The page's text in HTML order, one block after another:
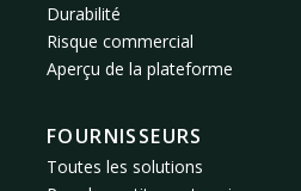
Durabilité
Risque commercial
Aperçu de la plateforme
FOURNISSEURS
Toutes les solutions